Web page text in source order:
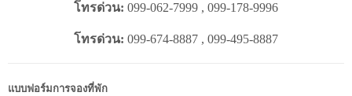
โทรด่วน: 099-062-7999 , 099-178-9996
โทรด่วน: 099-674-8887 , 099-495-8887
แบบฟอร์มการจองที่พัก